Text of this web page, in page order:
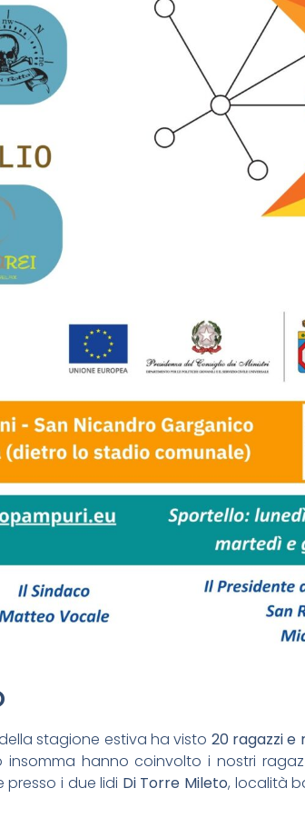
stagione estiva ha visto 20 ragazzi e
insomma hanno coinvolto i nostri
i due lidi Di Torre Mileto, località